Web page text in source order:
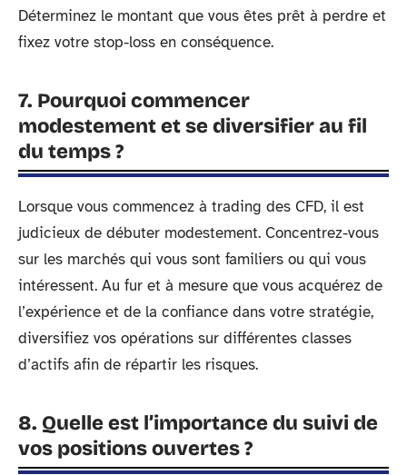
Déterminez le montant que vous êtes prêt à perdre et
fixez votre stop-loss en conséquence.
7. Pourquoi commencer
modestement et se diversifier au fil
du temps ?
Lorsque vous commencez à trading des CFD, il est
judicieux de débuter modestement. Concentrez-vous
sur les marchés qui vous sont familiers ou qui vous
intéressent. Au fur et à mesure que vous acquérez de
l’expérience et de la confiance dans votre stratégie,
diversifiez vos opérations sur différentes classes
d’actifs afin de répartir les risques.
8. Quelle est l’importance du suivi de
vos positions ouvertes ?